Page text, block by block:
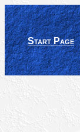
Start Page